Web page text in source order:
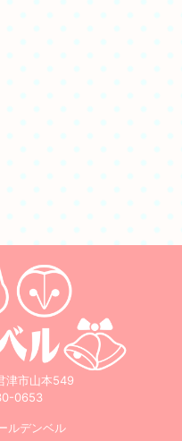
津市山本549
0653
ルデンベル